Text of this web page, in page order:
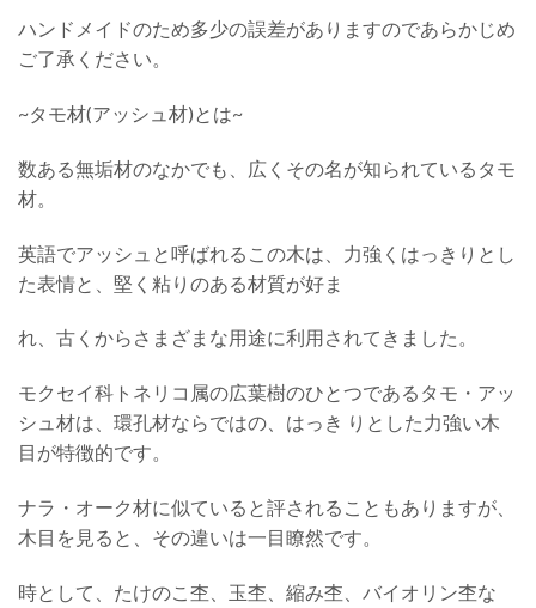
ハンドメイドのため多少の誤差がありますのであらかじめ
ご了承ください。
~タモ材(アッシュ材)とは~
数ある無垢材のなかでも、広くその名が知られているタモ
材。
英語でアッシュと呼ばれるこの木は、力強くはっきりとし
た表情と、堅く粘りのある材質が好ま
れ、古くからさまざまな用途に利用されてきました。
モクセイ科トネリコ属の広葉樹のひとつであるタモ・アッ
シュ材は、環孔材ならではの、はっき りとした力強い木
目が特徴的です。
ナラ・オーク材に似ていると評されることもありますが、
木目を見ると、その違いは一目瞭然です。
時として、たけのこ杢、玉杢、縮み杢、バイオリン杢な